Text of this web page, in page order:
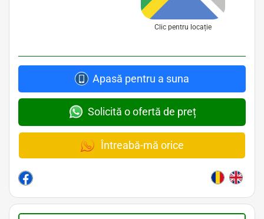
Clic pentru locație
Apasă pentru a suna
Solicită o ofertă de preț
Întreabă-mă orice